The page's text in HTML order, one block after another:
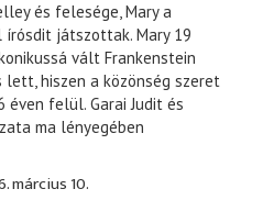
és felesége, Mary a
játszottak. Mary 19
vált Frankenstein
lett, hiszen a közönség szeret
éven felül. Garai Judit és
ma lényegében
március 10.